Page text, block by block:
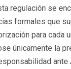
regulación se
formales que
para cada
únicamente la
ante